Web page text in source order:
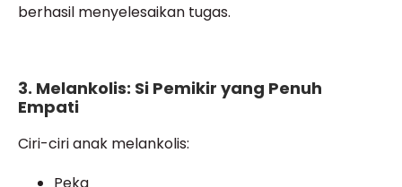
berhasil menyelesaikan tugas.
3. Melankolis: Si Pemikir yang Penuh
Empati
Ciri-ciri anak melankolis: